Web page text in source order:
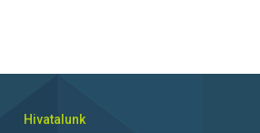
Hivatalunk